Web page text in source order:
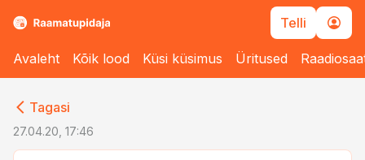
Telli
Avaleht Kõik lood Küsi küsimus Üritused
Tagasi
27.04.20, 17:46